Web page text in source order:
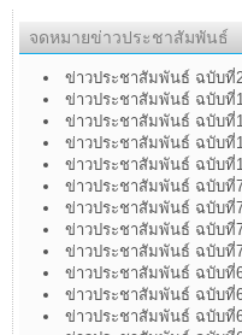
จดหมายข่าวประชาสัมพันธ์
ข่าวประชาสัมพันธ์ ฉบับที่
ข่าวประชาสัมพันธ์ ฉบับที่
ข่าวประชาสัมพันธ์ ฉบับที่
ข่าวประชาสัมพันธ์ ฉบับที่
ข่าวประชาสัมพันธ์ ฉบับที่
ข่าวประชาสัมพันธ์ ฉบับที่
ข่าวประชาสัมพันธ์ ฉบับที่
ข่าวประชาสัมพันธ์ ฉบับที่
ข่าวประชาสัมพันธ์ ฉบับที่
ข่าวประชาสัมพันธ์ ฉบับที่
ข่าวประชาสัมพันธ์ ฉบับที่
ข่าวประชาสัมพันธ์ ฉบับที่